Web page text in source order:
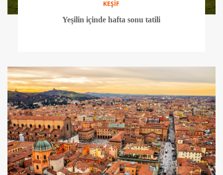
KEŞİF
Yeşilin içinde hafta sonu tatili